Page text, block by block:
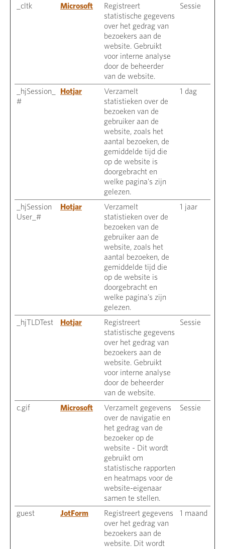
_cltk Microsoft
Registreert
statistische gegevens
over het gedrag van
bezoekers aan de
website. Gebruikt
voor interne analyse
door de beheerder
van de website.
Sessie
_hjSession_
#
Hotjar
Verzamelt
statistieken over de
bezoeken van de
gebruiker aan de
website, zoals het
aantal bezoeken, de
gemiddelde tijd die
op de website is
doorgebracht en
welke pagina's zijn
gelezen.
1 dag
_hjSession
User_#
Hotjar
Verzamelt
statistieken over de
bezoeken van de
gebruiker aan de
website, zoals het
aantal bezoeken, de
gemiddelde tijd die
op de website is
doorgebracht en
welke pagina's zijn
gelezen.
1 jaar
_hjTLDTest Hotjar
Registreert
statistische gegevens
over het gedrag van
bezoekers aan de
website. Gebruikt
voor interne analyse
door de beheerder
van de website.
Sessie
c.gif Microsoft
Verzamelt gegevens
over de navigatie en
het gedrag van de
bezoeker op de
website - Dit wordt
gebruikt om
statistische rapporten
en heatmaps voor de
website-eigenaar
samen te stellen.
Sessie
guest JotForm
Registreert gegevens
over het gedrag van
bezoekers aan de
website. Dit wordt
1 maand